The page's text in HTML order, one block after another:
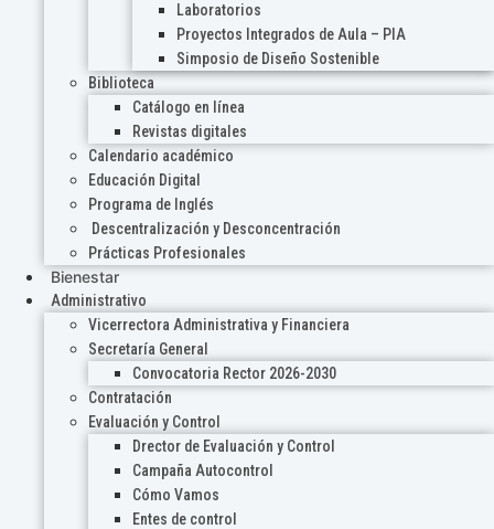
Laboratorios
Proyectos Integrados de Aula – PIA
Simposio de Diseño Sostenible
Biblioteca
Catálogo en línea
Revistas digitales
Calendario académico
Educación Digital
Programa de Inglés
Descentralización y Desconcentración
Prácticas Profesionales
Bienestar
Administrativo
Vicerrectora Administrativa y Financiera
Secretaría General
Convocatoria Rector 2026-2030
Contratación
Evaluación y Control
Drector de Evaluación y Control
Campaña Autocontrol
Cómo Vamos
Entes de control